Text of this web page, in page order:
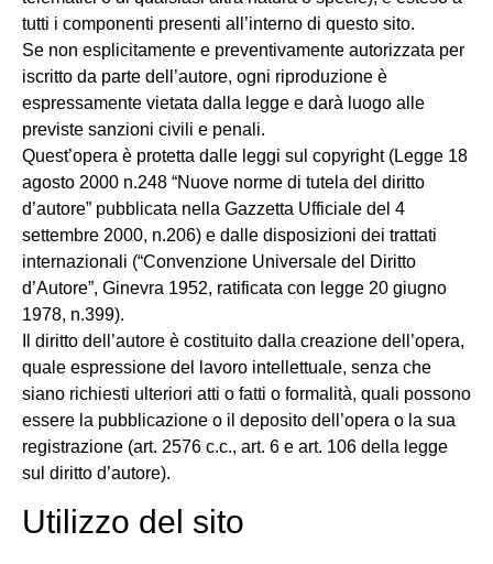
tutti i componenti presenti all’interno di questo sito.
Se non esplicitamente e preventivamente autorizzata per
iscritto da parte dell’autore, ogni riproduzione è
espressamente vietata dalla legge e darà luogo alle
previste sanzioni civili e penali.
Quest’opera è protetta dalle leggi sul copyright (Legge 18
agosto 2000 n.248 “Nuove norme di tutela del diritto
d’autore” pubblicata nella Gazzetta Ufficiale del 4
settembre 2000, n.206) e dalle disposizioni dei trattati
internazionali (“Convenzione Universale del Diritto
d’Autore”, Ginevra 1952, ratificata con legge 20 giugno
1978, n.399).
Il diritto dell’autore è costituito dalla creazione dell’opera,
quale espressione del lavoro intellettuale, senza che
siano richiesti ulteriori atti o fatti o formalità, quali possono
essere la pubblicazione o il deposito dell’opera o la sua
registrazione (art. 2576 c.c., art. 6 e art. 106 della legge
sul diritto d’autore).
Utilizzo del sito